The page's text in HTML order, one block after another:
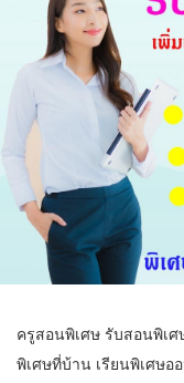
ครูสอนพิเศษ รับสอนพิเ
พิเศษที่บ้าน เรียนพิเศษ